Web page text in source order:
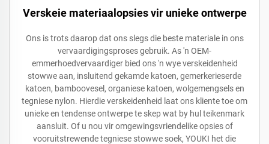
Verskeie materiaalopsies vir unieke ontwerpe
Ons is trots daarop dat ons slegs die beste materiale in ons
vervaardigingsproses gebruik. As 'n OEM-
emmerhoedvervaardiger bied ons 'n wye verskeidenheid
stowwe aan, insluitend gekamde katoen, gemerkerieserde
katoen, bamboovesel, organiese katoen, wolgemengsels en
tegniese nylon. Hierdie verskeidenheid laat ons kliente toe om
unieke en tendense ontwerpe te skep wat by hul teikenmark
aansluit. Of u nou vir omgewingsvriendelike opsies of
vooruitstrewende tegniese stowwe soek, YOUKI het die